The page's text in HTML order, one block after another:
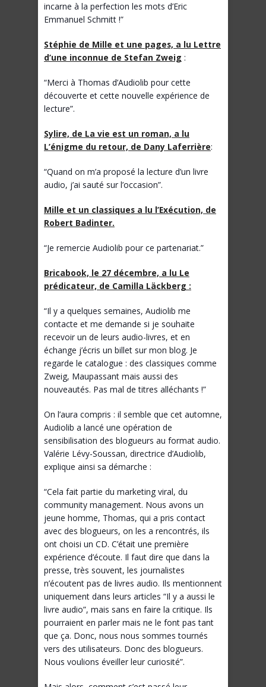
incarne à la perfection les mots d’Eric
Emmanuel Schmitt !”
Stéphie de Mille et une pages, a lu Lettre
d’une inconnue de Stefan Zweig :
“Merci à Thomas d’Audiolib pour cette
découverte et cette nouvelle expérience de
lecture”.
Sylire, de La vie est un roman, a lu
L’énigme du retour, de Dany Laferrière:
“Quand on m’a proposé la lecture d’un livre
audio, j’ai sauté sur l’occasion”.
Mille et un classiques a lu l’Exécution, de
Robert Badinter.
“Je remercie Audiolib pour ce partenariat.”
Bricabook, le 27 décembre, a lu Le
prédicateur, de Camilla Läckberg :
“Il y a quelques semaines, Audiolib me
contacte et me demande si je souhaite
recevoir un de leurs audio-livres, et en
échange j’écris un billet sur mon blog. Je
regarde le catalogue : des classiques comme
Zweig, Maupassant mais aussi des
nouveautés. Pas mal de titres alléchants !”
On l’aura compris : il semble que cet automne,
Audiolib a lancé une opération de
sensibilisation des blogueurs au format audio.
Valérie Lévy-Soussan, directrice d’Audiolib,
explique ainsi sa démarche :
“Cela fait partie du marketing viral, du
community management. Nous avons un
jeune homme, Thomas, qui a pris contact
avec des blogueurs, on les a rencontrés, ils
ont choisi un CD. C’était une première
expérience d’écoute. Il faut dire que dans la
presse, très souvent, les journalistes
n’écoutent pas de livres audio. Ils mentionnent
uniquement dans leurs articles “Il y a aussi le
livre audio”, mais sans en faire la critique. Ils
pourraient en parler mais ne le font pas tant
que ça. Donc, nous nous sommes tournés
vers des utilisateurs. Donc des blogueurs.
Nous voulions éveiller leur curiosité”.